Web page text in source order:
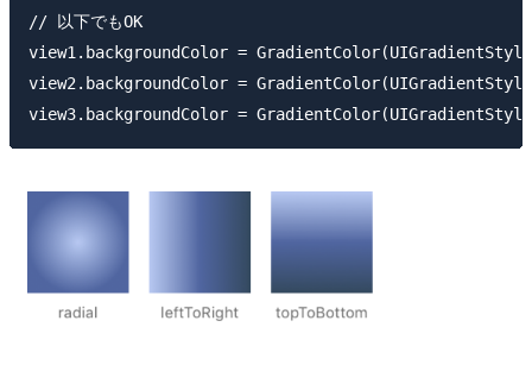
// 以下でもOK
view1.backgroundColor =
view2.backgroundColor =